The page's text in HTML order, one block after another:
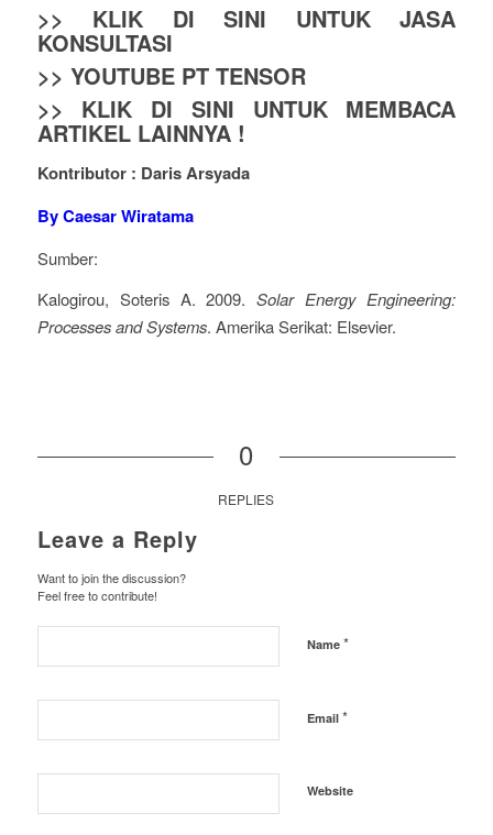
>> KLIK DI SINI UNTUK JASA
KONSULTASI
>> YOUTUBE PT TENSOR
>> KLIK DI SINI UNTUK MEMBACA
ARTIKEL LAINNYA !
Kontributor : Daris Arsyada
By Caesar Wiratama
Sumber:
Kalogirou, Soteris A. 2009.Solar Energy Engineering:
Processes and Systems. Amerika Serikat: Elsevier.
0
REPLIES
Leave a Reply
Want to join the discussion?
Feel free to contribute!
Name *
Email *
Website